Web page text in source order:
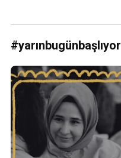
#yarınbugünbaşlıyor